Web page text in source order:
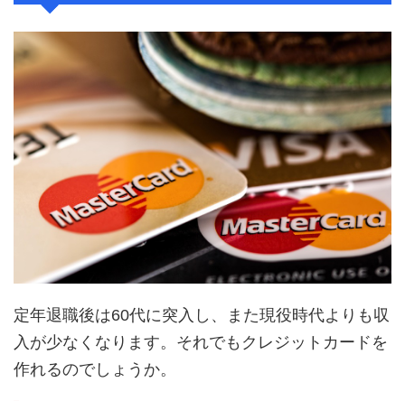
定年退職後は60代に突入し、また現役時代よりも収
入が少なくなります。それでもクレジットカードを
作れるのでしょうか。